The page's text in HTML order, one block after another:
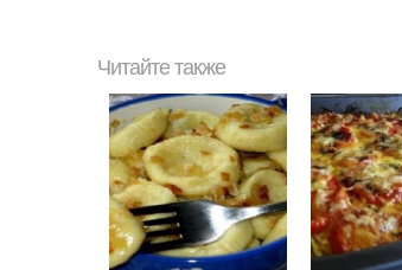
Читайте также